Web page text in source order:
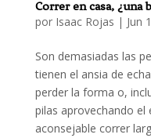
Correr en casa, ¿una
por Isaac Rojas | Jun
Son demasiadas las
tienen el ansia de
perder la forma o,
pilas aprovechando el
aconsejable correr